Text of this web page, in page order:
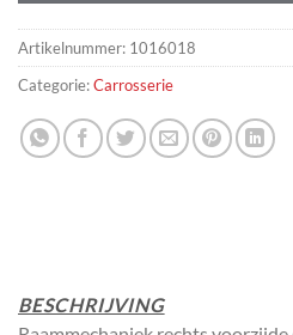
Artikelnummer: 1016018
Categorie:Carrosserie
BESCHRIJVING